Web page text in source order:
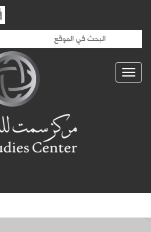
Toggle
navigation